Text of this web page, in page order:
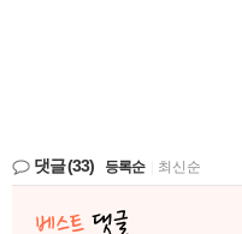
댓글(33) 등록순 최신순